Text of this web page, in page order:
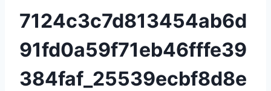
7124c3c7d813454ab6d
91fd0a59f71eb46fffe39
384faf_25539ecbf8d8e